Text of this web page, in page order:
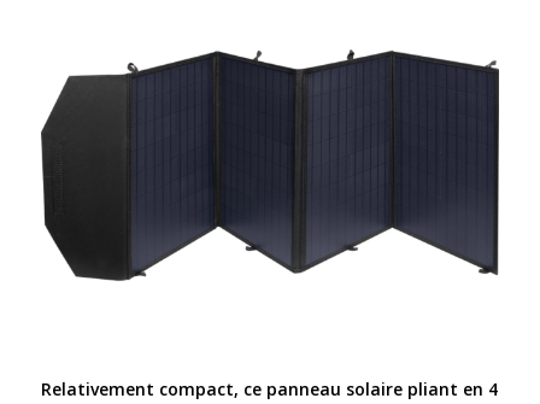
Relativement compact, ce panneau solaire pliant en 4